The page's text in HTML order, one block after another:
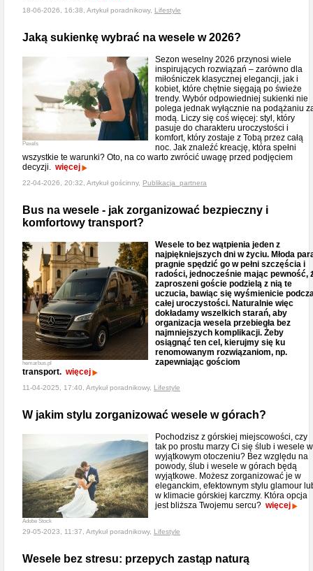
18-06-2026, 16:38, Artykuł poradnikowy, Lifestyle
Jaką sukienkę wybrać na wesele w 2026?
Pexels
Sezon weselny 2026 przynosi wiele
inspirujących rozwiązań – zarówno dla
miłośniczek klasycznej elegancji, jak i
kobiet, które chętnie sięgają po świeże
trendy. Wybór odpowiedniej sukienki nie
polega jednak wyłącznie na podążaniu
modą. Liczy się coś więcej: styl, który
pasuje do charakteru uroczystości i
komfort, który zostaje z Tobą przez całą
noc. Jak znaleźć kreację, która spełni
wszystkie te warunki? Oto, na co warto zwrócić uwagę przed podjęciem
decyzji. więcej
22-04-2026, 20:32, Artykuł gościnny, Publikacja_partnera
Bus na wesele - jak zorganizować bezpieczny i
komfortowy transport?
hemarbus.pl
Wesele to bez wątpienia jeden z
najpiękniejszych dni w życiu. Młoda
pragnie spędzić go w pełni szczęścia i
radości, jednocześnie mając pewność,
zaproszeni goście podzielą z nią te
uczucia, bawiąc się wyśmienicie
całej uroczystości. Naturalnie więc
dokładamy wszelkich starań, aby
organizacja wesela przebiegła bez
najmniejszych komplikacji. Żeby
osiągnąć ten cel, kierujmy się ku
renomowanym rozwiązaniom, np.
zapewniając gościom
transport. więcej
11-04-2025, 17:40, Artykuł poradnikowy, Lifestyle
W jakim stylu zorganizować wesele w górach?
Adobe Stock
Pochodzisz z górskiej miejscowości, czy
tak po prostu marzy Ci się ślub i wesele w
wyjątkowym otoczeniu? Bez względu na
powody, ślub i wesele w górach będą
wyjątkowe. Możesz zorganizować je w
eleganckim, efektownym stylu glamour
w klimacie górskiej karczmy. Która opcja
jest bliższa Twojemu sercu? więcej
29-05-2023, 11:37, Artykuł poradnikowy, Lifestyle
Wesele bez stresu: przepych zastąp naturą